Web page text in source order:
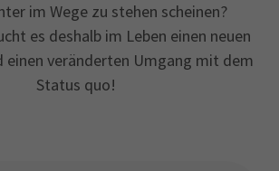
im Wege zu stehen scheinen?
es deshalb im Leben einen neuen
einen veränderten Umgang mit dem
Status quo!